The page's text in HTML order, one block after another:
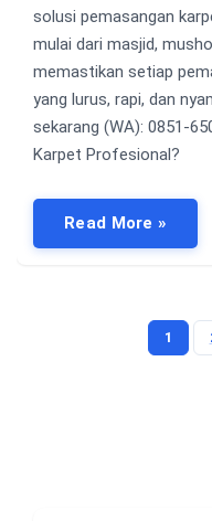
solusi pemasangan
mulai dari masjid,
memastikan setiap
yang lurus, rapi, dan
sekarang (WA): 0851-
Karpet Profesional?
Read More »
1